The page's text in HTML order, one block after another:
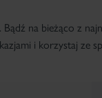
na bieżąco z
i korzystaj ze